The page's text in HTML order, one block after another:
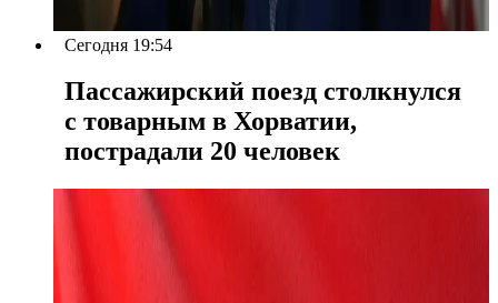
Сегодня 19:54
Пассажирский поезд столкнулся
с товарным в Хорватии,
пострадали 20 человек